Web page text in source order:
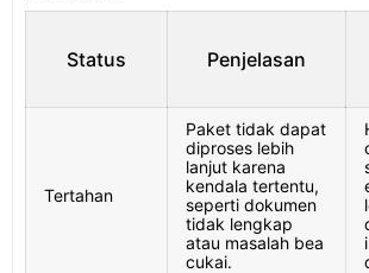
Status Penjelasan
Tertahan
Paket tidak dapat
diproses lebih
lanjut karena
kendala tertentu,
seperti dokumen
tidak lengkap
atau masalah bea
cukai.